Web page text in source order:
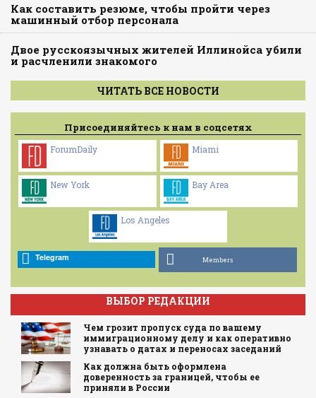
Как составить резюме, чтобы пройти через
машинный отбор персонала
Двое русскоязычных жителей Иллинойса убили
и расчленили знакомого
ЧИТАТЬ ВСЕ НОВОСТИ
Присоединяйтесь к нам в соцсетях
ForumDaily Miami
New York Bay Area
Los Angeles
Telegram Members
ВЫБОР РЕДАКЦИИ
Чем грозит пропуск суда по вашему
иммиграционному делу и как оперативно
узнавать о датах и переносах заседаний
Как должна быть оформлена
доверенность за границей, чтобы ее
приняли в России